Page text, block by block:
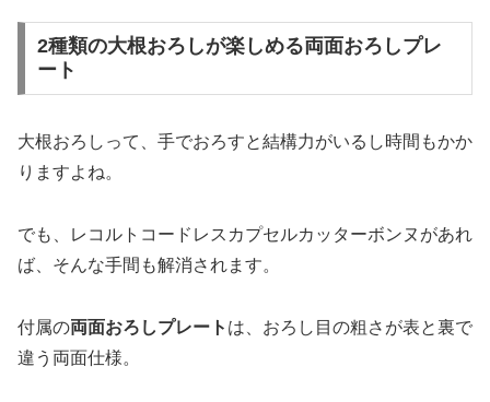
2種類の大根おろしが楽しめる両面おろしプレ
ート
大根おろしって、手でおろすと結構力がいるし時間もかか
りますよね。
でも、レコルトコードレスカプセルカッターボンヌがあれ
ば、そんな手間も解消されます。
付属の両面おろしプレート は、おろし目の粗さが表と裏で
違う両面仕様。